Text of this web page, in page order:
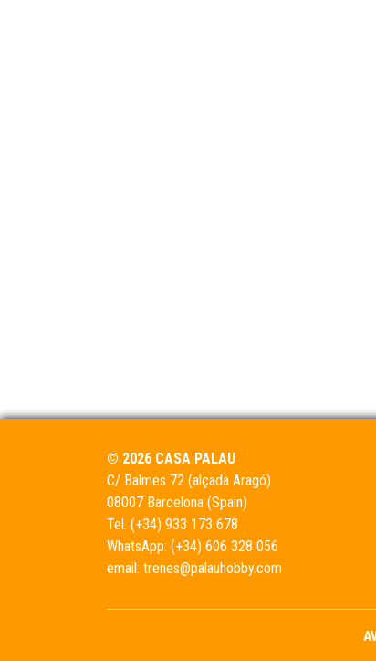
© 2026 CASA PALAU
C/ Balmes 72 (alçada Aragó)
08007 Barcelona (Spain)
Tel. (+34) 933 173 678
WhatsApp: (+34) 606 328 056
email: trenes@palauhobby.com